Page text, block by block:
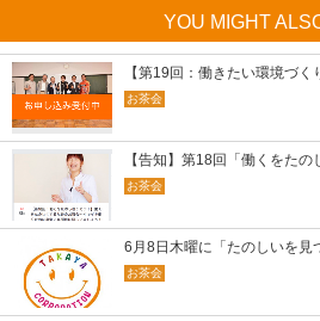
YOU MIGHT
【第19回：働きたい環境づく
お茶会
【告知】第18回「働くをた
お茶会
6月8日木曜に「たのしいを見
お茶会